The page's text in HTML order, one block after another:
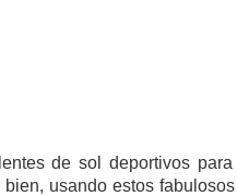
de sol deportivos
usando estos